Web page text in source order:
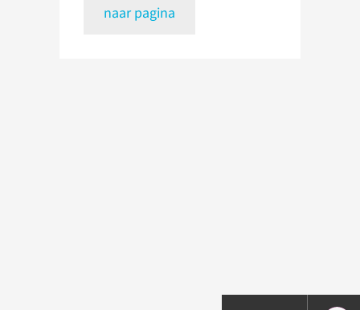
naar pagina